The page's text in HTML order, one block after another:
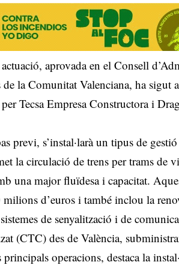
aprovada en el Consell
de la Comunitat Valenciana, ha sigut
Tecsa Empresa Constructora i
previ, s’instal·larà un tipus de
la circulació de trens per trams de
una major fluïdesa i capacitat.
d’euros i també inclou la
de senyalització i de
(CTC) des de València,
principals operacions, destaca la